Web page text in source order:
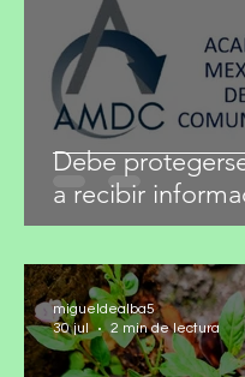
Debe
a recibir
migueldealba5
30 jul
2 min de lectura